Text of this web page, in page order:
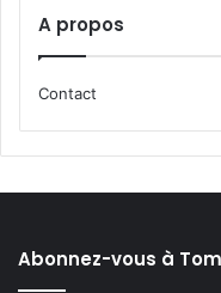
A propos
Contact
Abonnez-vous à